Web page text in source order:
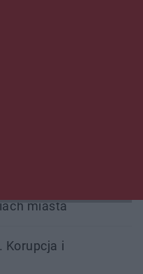
miasta
Korupcja i